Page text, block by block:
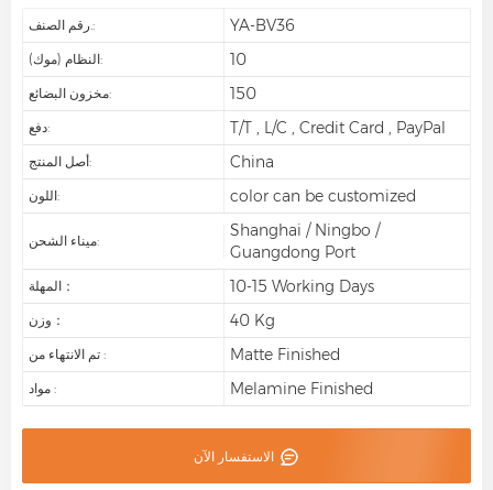
رقم الصنف.: YA-BV36
النظام (موك): 10
مخزون البضائع: 150
دفع: T/T , L/C , Credit Card , PayPal
أصل المنتج: China
اللون: color can be customized
ميناء الشحن:
Shanghai / Ningbo /
Guangdong Port
المهلة： 10-15 Working Days
وزن： 40 Kg
تم الانتهاء من : Matte Finished
مواد : Melamine Finished
الاستفسار الآن